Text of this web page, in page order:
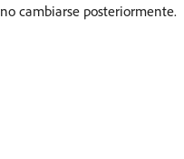
cambiarse posteriormente.